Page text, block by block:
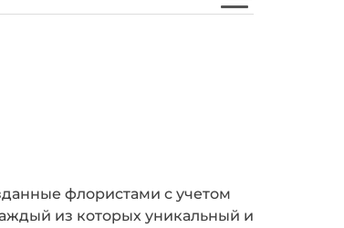
флористами с учетом
из которых уникальный и